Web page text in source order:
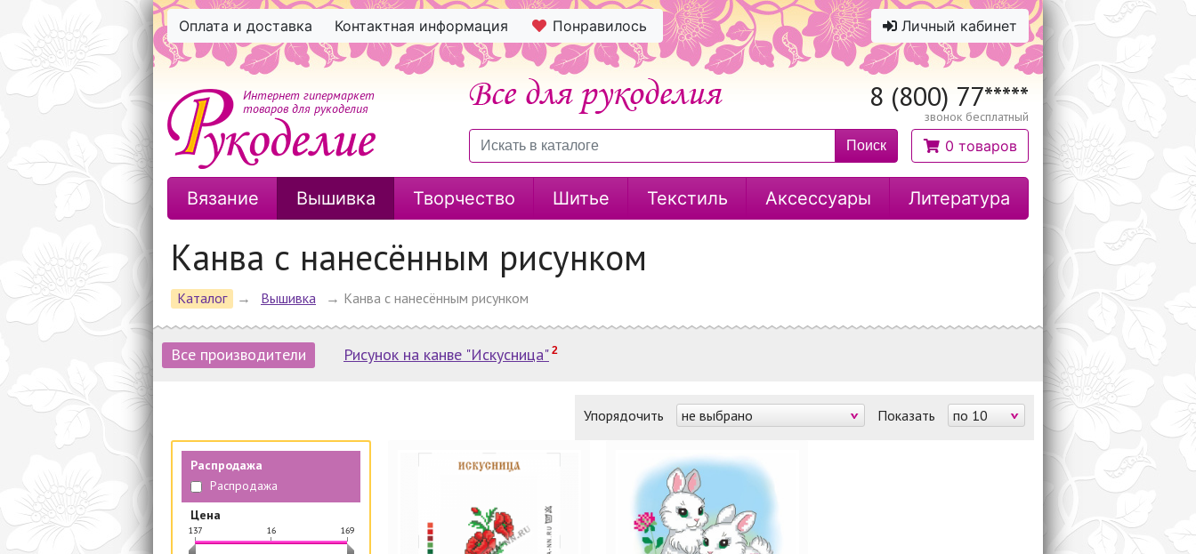
Оплата и доставка Контактная информация Понравилось Личный кабинет
8 (800) 77*****
звонок бесплатный
Поиск 0 товаров
Интернет гипермаркет
товаров для рукоделия
Вязание Вышивка Творчество Шитье Текстиль Аксессуары Литература
Канва с нанесённым рисунком
Каталог → Вышивка → Канва с нанесённым рисунком
Все производители Рисунок на канве "Искусница" 2
Упорядочить не выбрано Показать по 10
Распродажа
Распродажа
Цена
137
|
16
|
169
|